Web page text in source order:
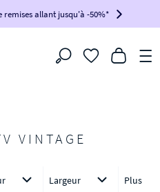
commande !
BIKINI100
en bas de page-
allant jusqu'à -50%*
Filtrer
VINTAGE
Largeur Plus